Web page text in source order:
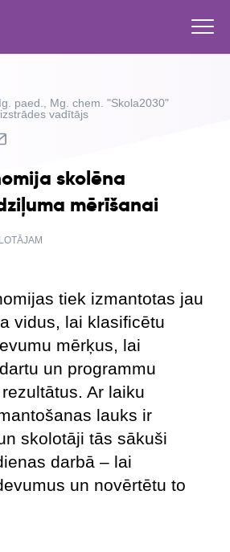
paed., Mg. chem. "Skola2030"
vadītājs
skolēna
mērīšanai
tiek izmantotas jau
vidus, lai klasificētu
mērķus, lai
un programmu
Ar laiku
lauks ir
skolotāji tās sākuši
darbā – lai
un novērtētu to